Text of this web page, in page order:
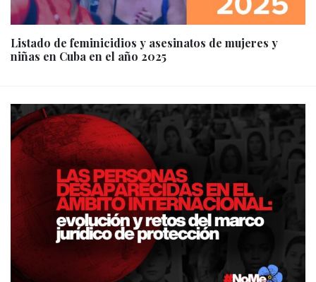
Listado de feminicidios y asesinatos de mujeres y
niñas en Cuba en el año 2025